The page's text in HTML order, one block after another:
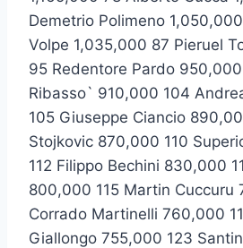
Demetrio Polimeno
Volpe 1,035,000 87 Pieruel
95 Redentore Pardo
Ribasso` 910,000 104
105 Giuseppe Ciancio
Stojkovic 870,000 110
112 Filippo Bechini 830,000
800,000 115 Martin Cuccuru
Corrado Martinelli 760,000
Giallongo 755,000 123